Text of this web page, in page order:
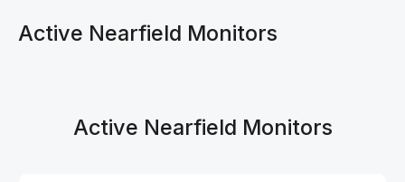
Active Nearfield Monitors
Active Nearfield Monitors